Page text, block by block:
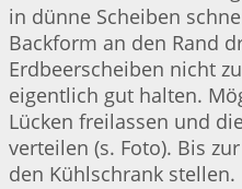
in dünne Scheiben
Backform an den Rand
Erdbeerscheiben nicht
eigentlich gut halten.
Lücken freilassen und
verteilen (s. Foto). Bis
den Kühlschrank stellen.